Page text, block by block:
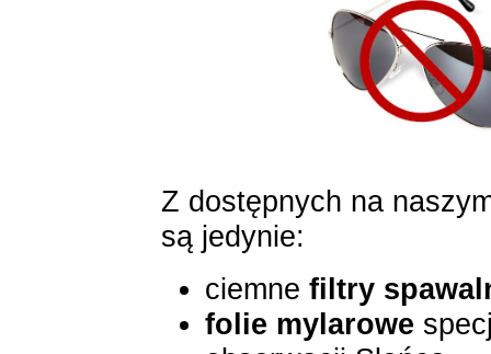
Z dostępnych na
są jedynie:
ciemne filtry
folie mylarowe